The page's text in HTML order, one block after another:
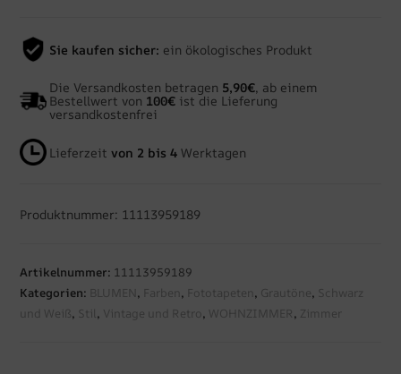
Sie kaufen sicher: ein ökologisches Produkt
Die Versandkosten betragen 5,90€, ab einem
Bestellwert von 100€ ist die Lieferung
versandkostenfrei
Lieferzeitvon 2 bis 4 Werktagen
Produktnummer: 11113959189
Artikelnummer: 11113959189
Kategorien: BLUMEN , Farben , Fototapeten , Grautöne, Schwarz
und Weiß, Stil, Vintage und Retro , WOHNZIMMER, Zimmer